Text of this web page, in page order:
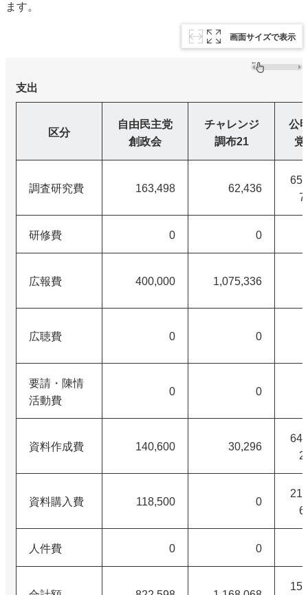
ます。
画面サイズで表示
支出
区分
自由民主党
創政会
チャレンジ
調布21
公
党
調査研究費 163,498 62,436
研修費 0 0
広報費 400,000 1,075,336
広聴費 0 0
要請・陳情
活動費
0 0
資料作成費 140,600 30,296
資料購入費 118,500 0
人件費 0 0